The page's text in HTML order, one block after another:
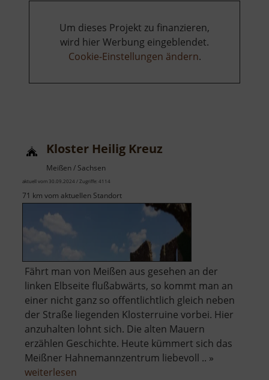
Um dieses Projekt zu finanzieren,
wird hier Werbung eingeblendet.
Cookie-Einstellungen ändern.
Kloster Heilig Kreuz
Meißen / Sachsen
aktuell vom 30.09.2024 / Zugriffe: 4114
71 km vom aktuellen Standort
Fährt man von Meißen aus gesehen an der
linken Elbseite flußabwärts, so kommt man an
einer nicht ganz so offentlichtlich gleich neben
der Straße liegenden Klosterruine vorbei. Hier
anzuhalten lohnt sich. Die alten Mauern
erzählen Geschichte. Heute kümmert sich das
Meißner Hahnemannzentrum liebevoll .. »
weiterlesen